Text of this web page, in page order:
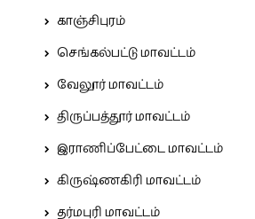
காஞ்சிபுரம்
செங்கல்பட்டு மாவட்டம்
வேலூர் மாவட்டம்
திருப்பத்தூர் மாவட்டம்
இராணிப்பேட்டை மாவட்டம்
கிருஷ்ணகிரி மாவட்டம்
தர்மபுரி மாவட்டம்